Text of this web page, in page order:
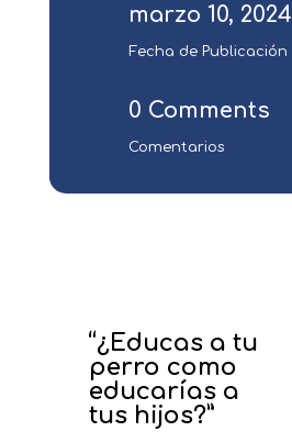
marzo 10, 2024
Fecha de Publicación
0 Comments
Comentarios
“¿Educas a tu
perro como
educarías a
tus hijos?”